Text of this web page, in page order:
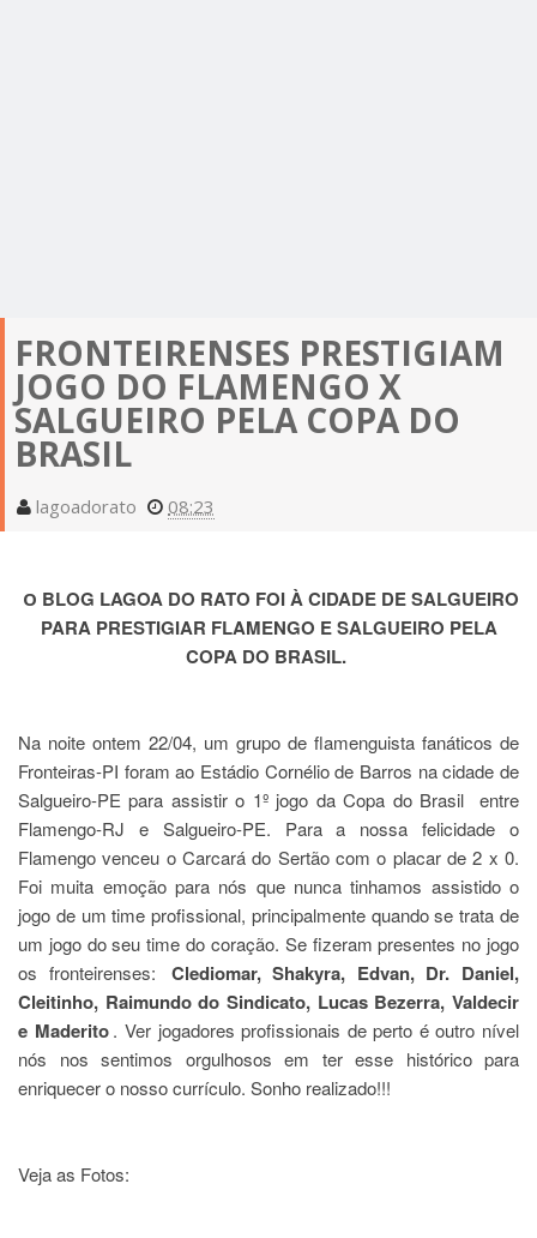
FRONTEIRENSES PRESTIGIAM
JOGO DO FLAMENGO X
SALGUEIRO PELA COPA DO
BRASIL
lagoadorato 08:23
O BLOG LAGOA DO RATO FOI À CIDADE DE SALGUEIRO
PARA PRESTIGIAR FLAMENGO E SALGUEIRO PELA
COPA DO BRASIL.
Na noite ontem 22/04, um grupo de flamenguista fanáticos de
Fronteiras-PI foram ao Estádio Cornélio de Barros na cidade de
Salgueiro-PE para assistir o 1º jogo da Copa do Brasil entre
Flamengo-RJ e Salgueiro-PE. Para a nossa felicidade o
Flamengo venceu o Carcará do Sertão com o placar de 2 x 0.
Foi muita emoção para nós que nunca tinhamos assistido o
jogo de um time profissional, principalmente quando se trata de
um jogo do seu time do coração. Se fizeram presentes no jogo
os fronteirenses:
Clediomar, Shakyra, Edvan, Dr. Daniel,
Cleitinho, Raimundo do Sindicato, Lucas Bezerra, Valdecir
e Maderito . Ver jogadores profissionais de perto é outro nível
nós nos sentimos orgulhosos em ter esse histórico para
enriquecer o nosso currículo. Sonho realizado!!!
Veja as Fotos: